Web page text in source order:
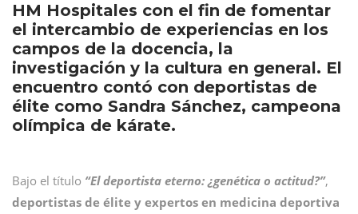
HM Hospitales con el fin de fomentar
el intercambio de experiencias en los
campos de la docencia, la
investigación y la cultura en general. El
encuentro contó con deportistas de
élite como Sandra Sánchez, campeona
olímpica de kárate.
Bajo el título “El deportista eterno: ¿genética o actitud?”,
deportistas de élite y expertos en medicina deportiva